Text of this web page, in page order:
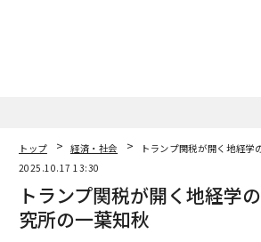
トップ 経済・社会
トランプ関税が開く地経学
2025.10.17 13:30
トランプ関税が開く地経学
究所の一葉知秋